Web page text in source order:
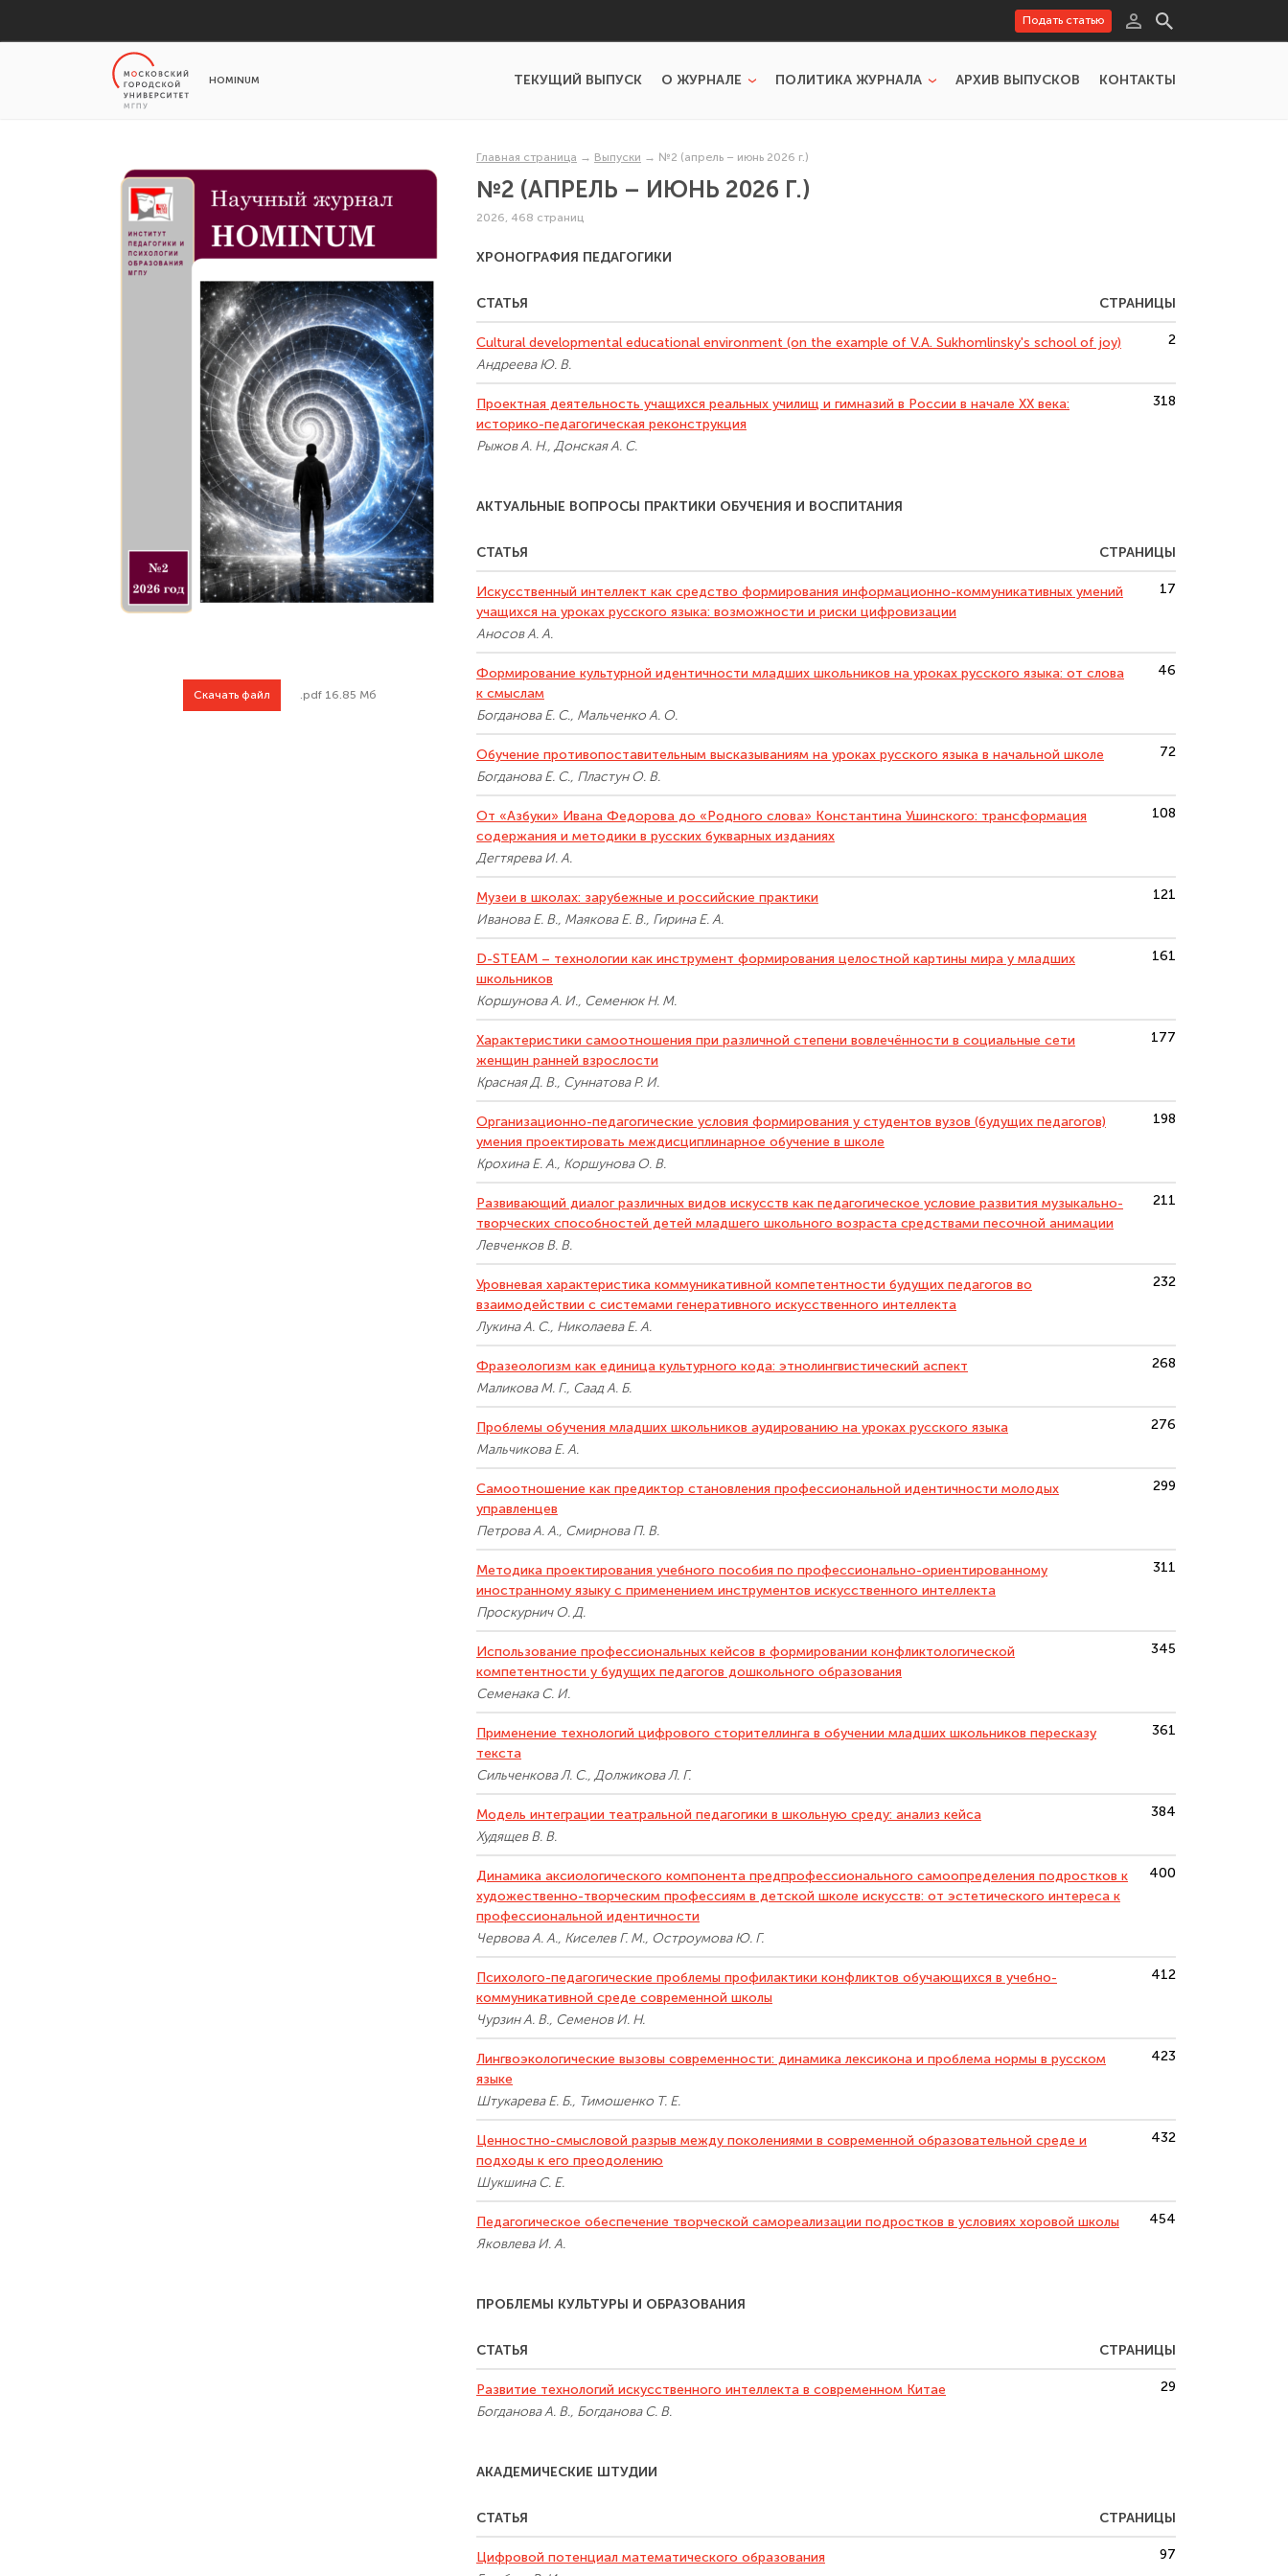
Подать статью
HOMINUM ТЕКУЩИЙ ВЫПУСК О ЖУРНАЛЕ ПОЛИТИКА ЖУРНАЛА АРХИВ ВЫПУСКОВ КОНТАКТЫ
Скачать файл .pdf 16.85 Мб
Главная страница → Выпуски → №2 (апрель – июнь 2026 г.)
№2 (АПРЕЛЬ – ИЮНЬ 2026 Г.)
2026, 468 страниц
ХРОНОГРАФИЯ ПЕДАГОГИКИ
СТАТЬЯ СТРАНИЦЫ
Cultural developmental educational environment (on the example of V.A. Sukhomlinsky's school of joy)
Андреева Ю. В.
2
Проектная деятельность учащихся реальных училищ и гимназий в России в начале ХХ века:
историко-педагогическая реконструкция
Рыжов А. Н., Донская А. С.
318
АКТУАЛЬНЫЕ ВОПРОСЫ ПРАКТИКИ ОБУЧЕНИЯ И ВОСПИТАНИЯ
СТАТЬЯ СТРАНИЦЫ
Искусственный интеллект как средство формирования информационно-коммуникативных умений
учащихся на уроках русского языка: возможности и риски цифровизации
Аносов А. А.
17
Формирование культурной идентичности младших школьников на уроках русского языка: от слова
к смыслам
Богданова Е. С., Мальченко А. О.
46
Обучение противопоставительным высказываниям на уроках русского языка в начальной школе
Богданова Е. С., Пластун О. В.
72
От «Азбуки» Ивана Федорова до «Родного слова» Константина Ушинского: трансформация
содержания и методики в русских букварных изданиях
Дегтярева И. А.
108
Музеи в школах: зарубежные и российские практики
Иванова Е. В., Маякова Е. В., Гирина Е. А.
121
D-STEAM – технологии как инструмент формирования целостной картины мира у младших
школьников
Коршунова А. И., Семенюк Н. М.
161
Характеристики самоотношения при различной степени вовлечённости в социальные сети
женщин ранней взрослости
Красная Д. В., Суннатова Р. И.
177
Организационно-педагогические условия формирования у студентов вузов (будущих педагогов)
умения проектировать междисциплинарное обучение в школе
Крохина Е. А., Коршунова О. В.
198
Развивающий диалог различных видов искусств как педагогическое условие развития музыкально-
творческих способностей детей младшего школьного возраста средствами песочной анимации
Левченков В. В.
211
Уровневая характеристика коммуникативной компетентности будущих педагогов во
взаимодействии с системами генеративного искусственного интеллекта
Лукина А. С., Николаева Е. А.
232
Фразеологизм как единица культурного кода: этнолингвистический аспект
Маликова М. Г., Саад А. Б.
268
Проблемы обучения младших школьников аудированию на уроках русского языка
Мальчикова Е. А.
276
Самоотношение как предиктор становления профессиональной идентичности молодых
управленцев
Петрова А. А., Смирнова П. В.
299
Методика проектирования учебного пособия по профессионально-ориентированному
иностранному языку с применением инструментов искусственного интеллекта
Проскурнич О. Д.
311
Использование профессиональных кейсов в формировании конфликтологической
компетентности у будущих педагогов дошкольного образования
Семенака С. И.
345
Применение технологий цифрового сторителлинга в обучении младших школьников пересказу
текста
Сильченкова Л. С., Должикова Л. Г.
361
Модель интеграции театральной педагогики в школьную среду: анализ кейса
Худящев В. В.
384
Динамика аксиологического компонента предпрофессионального самоопределения подростков к
художественно-творческим профессиям в детской школе искусств: от эстетического интереса к
профессиональной идентичности
Червова А. А., Киселев Г. М., Остроумова Ю. Г.
400
Психолого-педагогические проблемы профилактики конфликтов обучающихся в учебно-
коммуникативной среде современной школы
Чурзин А. В., Семенов И. Н.
412
Лингвоэкологические вызовы современности: динамика лексикона и проблема нормы в русском
языке
Штукарева Е. Б., Тимошенко Т. Е.
423
Ценностно-смысловой разрыв между поколениями в современной образовательной среде и
подходы к его преодолению
Шукшина С. Е.
432
Педагогическое обеспечение творческой самореализации подростков в условиях хоровой школы
Яковлева И. А.
454
ПРОБЛЕМЫ КУЛЬТУРЫ И ОБРАЗОВАНИЯ
СТАТЬЯ СТРАНИЦЫ
Развитие технологий искусственного интеллекта в современном Китае
Богданова А. В., Богданова С. В.
29
АКАДЕМИЧЕСКИЕ ШТУДИИ
СТАТЬЯ СТРАНИЦЫ
Цифровой потенциал математического образования
97